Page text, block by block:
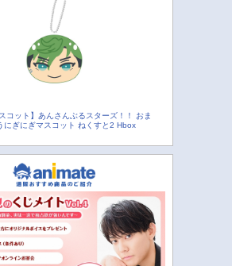
コット】あんさんぶるスターズ！！ おま
にぎにぎマスコット ねくすと2 Hbox